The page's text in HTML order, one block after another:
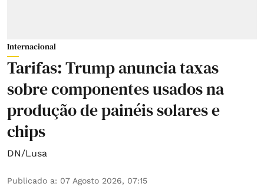
Internacional
Tarifas: Trump anuncia taxas
sobre componentes usados na
produção de painéis solares e
chips
DN/Lusa
Publicado a: 07 Agosto 2026, 07:15